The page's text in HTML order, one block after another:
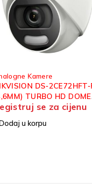
Kamere
DS-2CE19D0T-
13.5MM)TURBO
BULLET KAMERA 2M
se za cijenu
u korpu